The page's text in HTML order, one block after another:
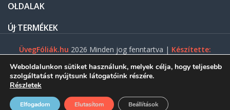
OLDALAK
ÚJ TERMÉKEK
ÜvegFóliák.hu 2026 Minden jog fenntartva | Készítette:
Gasztro Net Kft.
Weboldalunkon sütiket használunk, melyek célja, hogy teljesebb
szolgáltatást nyújtsunk látogatóink részére.
Részletek
Elfogadom Elutasítom Beállítások